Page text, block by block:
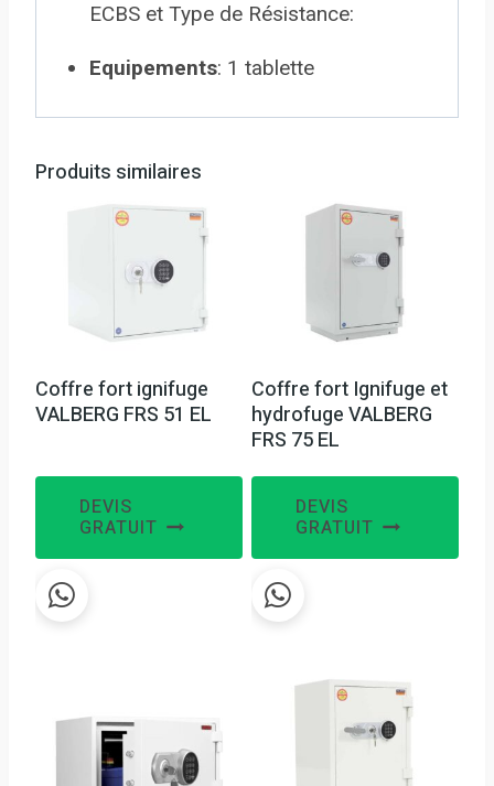
ECBS et Type de Résistance:
Equipements: 1 tablette
Produits similaires
Coffre fort ignifuge
VALBERG FRS 51 EL
DEVIS
GRATUIT
Coffre fort Ignifuge et
hydrofuge VALBERG
FRS 75 EL
DEVIS
GRATUIT